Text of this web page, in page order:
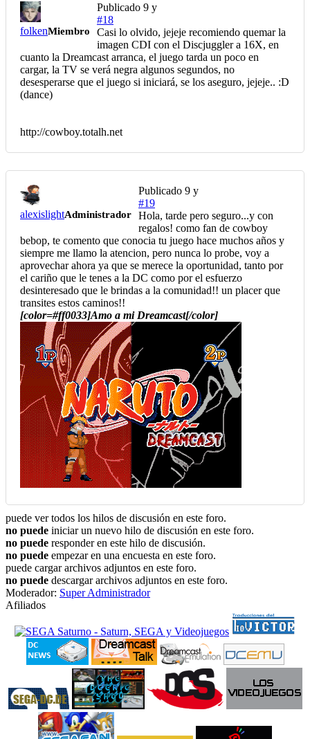
folkenMiembro
Publicado 9 y
#18
Casi lo olvido, jejeje recomiendo quemar la
imagen CDI con el Discjuggler a 16X, en
cuanto la Dreamcast arranca, el juego tarda un poco en
cargar, la TV se verá negra algunos segundos, no
desesperarse que el juego si iniciará, se los aseguro, jejeje.. :D
(dance)
http://cowboy.totalh.net
alexislightAdministrador
Publicado 9 y
#19
Hola, tarde pero seguro...y con
regalos! como fan de cowboy
bebop, te comento que conocia tu juego hace muchos años y
siempre me llamo la atencion, pero nunca lo probe, voy a
aprovechar ahora ya que se merece la oportunidad, tanto por
el cariño que le tenes a la DC como por el esfuerzo
desinteresado que le brindas a la comunidad!! un placer que
transites estos caminos!!
[color=#ff0033]Amo a mi Dreamcast[/color]
puede ver todos los hilos de discusión en este foro.
no puede iniciar un nuevo hilo de discusión en este foro.
no puede responder en este hilo de discusión.
no puede empezar en una encuesta en este foro.
puede cargar archivos adjuntos en este foro.
no puede descargar archivos adjuntos en este foro.
Moderador: Super Administrador
Afiliados